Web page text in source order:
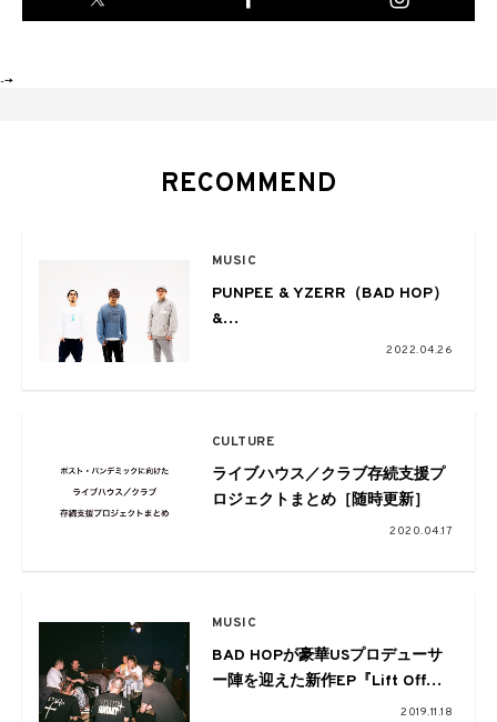
-->
RECOMMEND
MUSIC
PUNPEE & YZERR（BAD HOP）
&
藤井健太郎によるトークセッショ
POP YOURSのスペシャル企画と
2022.04.26
CULTURE
ライブハウス／クラブ存続支援プ
ロジェクトまとめ［随時更新］
2020.04.17
MUSIC
BAD HOPが豪華USプロデューサ
ー陣を迎えた新作EP『Lift Off』
をリリース。制作風景を収めたシ
2019.11.18